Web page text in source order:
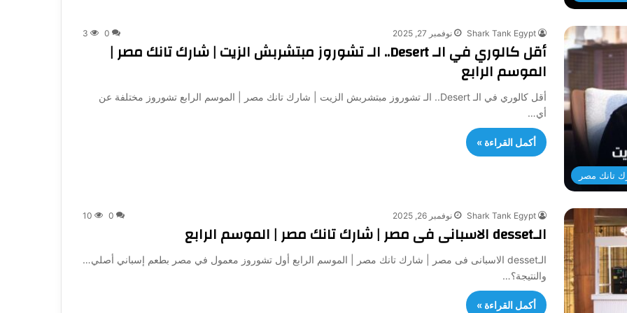
تانك مصر
Shark Tank Egypt نوفمبر 27, 2025 0
3
أقل كالوري في الـ Desert.. الـ تشوروز مبتشربش الزيت | شارك تانك مصر |
الموسم الرابع
أقل كالوري في الـ Desert.. الـ تشوروز مبتشربش الزيت | شارك تانك مصر | الموسم الرابع تشوروز مختلفة عن
أي…
أكمل القراءة »
Shark Tank Egypt نوفمبر 26, 2025 0
10
الـdesset الاسبانى فى مصر | شارك تانك مصر | الموسم الرابع
الـdesset الاسبانى فى مصر | شارك تانك مصر | الموسم الرابع أول تشوروز معمول في مصر بطعم إسباني أصلي…
والنتيجة؟…
أكمل القراءة »